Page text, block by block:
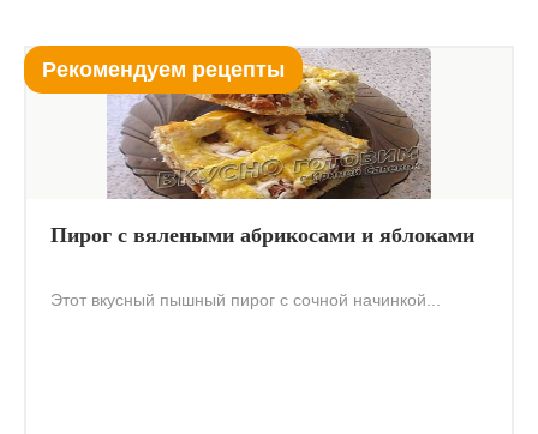
Рекомендуем рецепты
Пирог с вялеными абрикосами и яблоками
Этот вкусный пышный пирог с сочной начинкой...